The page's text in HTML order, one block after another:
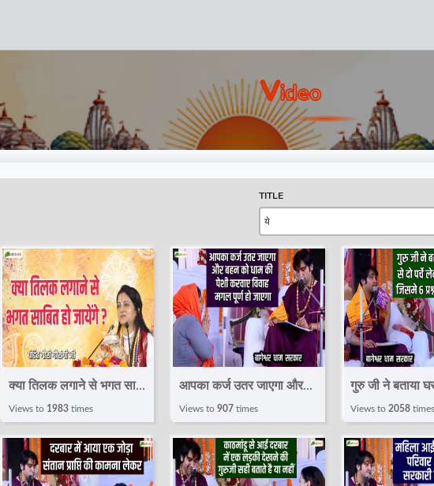
VIdeo
TITLE
क्या तिलक लगाने से भगत साबित
हो जायेंगे ? | Pravachan |
Pandit Gaurangi Gauri ji
Views to 1983 times
आपका कर्ज उतर जाएगा और
बहन को धाम की पेशी करवाए
विवाह मगल पूर्ण हो
जाएगा~Divya
Views to907 times
गुरु जी ने बताया
लेकर आये जिसमे 6
है~Divya
Views to 2058times